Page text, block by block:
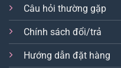
Câu hỏi thường gặp
Chính sách đổi/trả
Hướng dẫn đặt hàng